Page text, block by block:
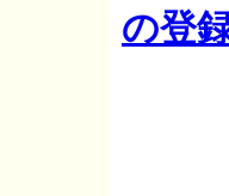
の登